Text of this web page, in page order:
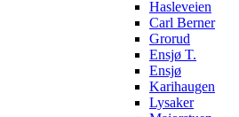
Hasleveien
Carl Berner
Grorud
Ensjø T.
Ensjø
Karihaugen
Lysaker